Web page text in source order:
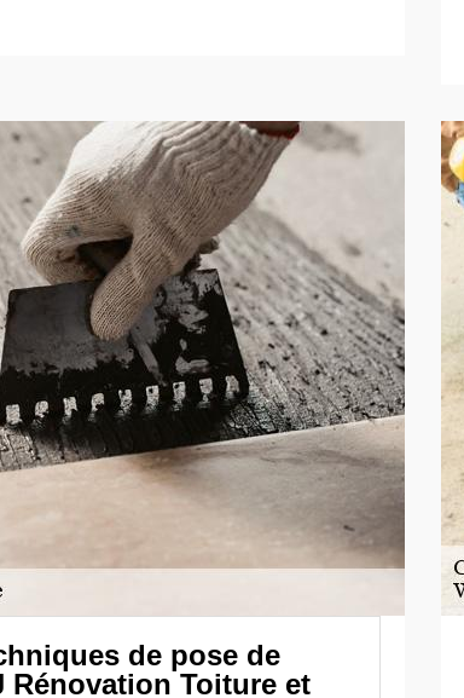
de pose de
Rénovation Toiture et